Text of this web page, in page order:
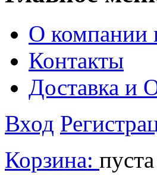
О компании
Контакты
Доставка и
Вход
Корзина: пуста